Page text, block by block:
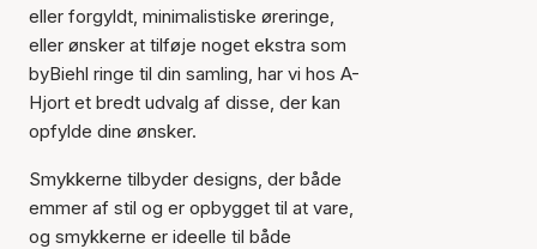
eller forgyldt, minimalistiske øreringe,
eller ønsker at tilføje noget ekstra som
byBiehl ringe til din samling, har vi hos A-
Hjort et bredt udvalg af disse, der kan
opfylde dine ønsker.
Smykkerne tilbyder designs, der både
emmer af stil og er opbygget til at vare,
og smykkerne er ideelle til både